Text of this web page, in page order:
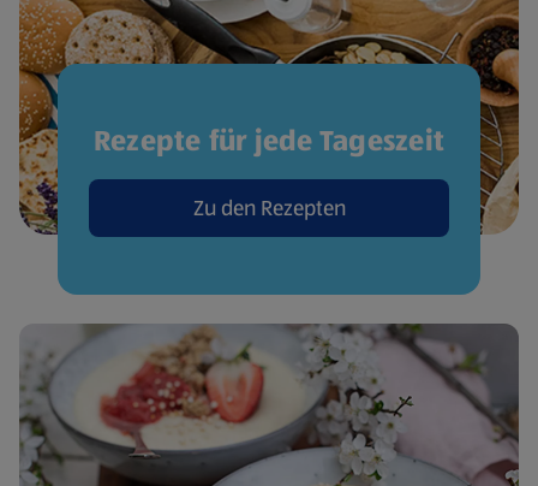
Rezepte für jede Tageszeit
Zu den Rezepten